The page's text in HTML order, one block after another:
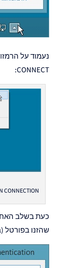
נעמוד על
CONNECT:
CONNECTION
כעת בשלב
שהזנו בפורטל